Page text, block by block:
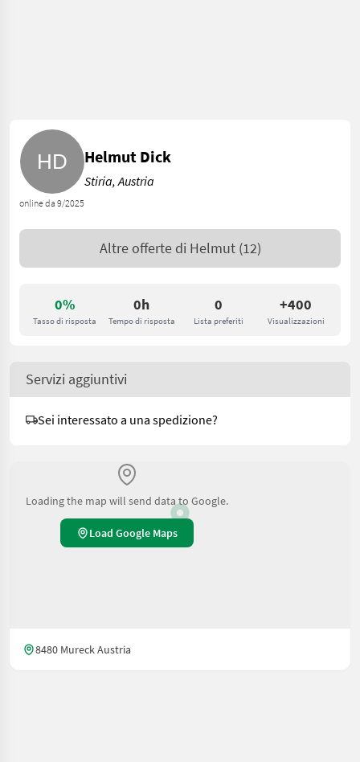
0%
Tasso di risposta
0h
Tempo di risposta
0
Lista preferiti
+400
Visualizzazioni
online da 9/2025
Helmut Dick
Stiria, Austria
Altre offerte di Helmut (12)
Servizi aggiuntivi
Sei interessato a una spedizione?
Loading the map will send data to Google.
Load Google Maps
8480 Mureck Austria